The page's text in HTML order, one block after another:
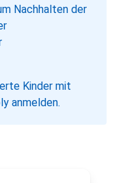
Nachhalten der
Kinder mit
anmelden.